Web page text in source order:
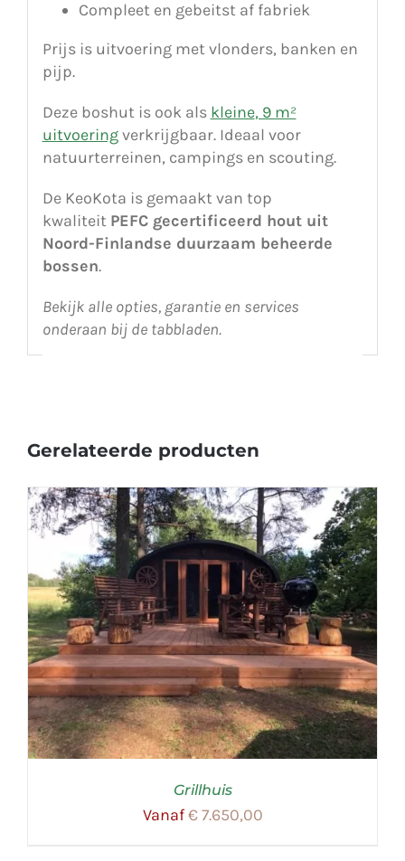
Compleet en gebeitst af fabriek
Prijs is uitvoering met vlonders, banken en
pijp.
Deze boshut is ook als kleine, 9 m²
uitvoeringverkrijgbaar. Ideaal voor
natuurterreinen, campings en scouting.
De KeoKota is gemaakt van top
kwaliteit PEFC gecertificeerd hout uit
Noord-Finlandse duurzaam beheerde
bossen.
Bekijk alle opties, garantie en services
onderaan bij de tabbladen.
Gerelateerde producten
Grillhuis
Vanaf€7.650,00